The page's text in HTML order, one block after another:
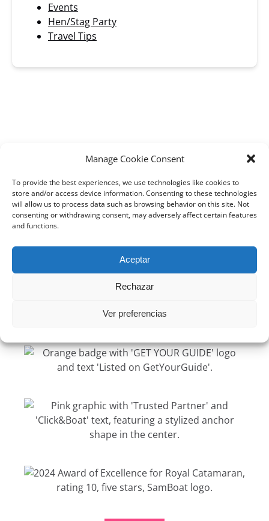
Manage Cookie Consent
To provide the best experiences, we use technologies like cookies to
store and/or access device information. Consenting to these technologies
will allow us to process data such as browsing behavior on this site. Not
consenting or withdrawing consent, may adversely affect certain features
and functions.
Aceptar
Rechazar
Ver preferencias
Events
Hen/Stag Party
Travel Tips
Link
Gallery